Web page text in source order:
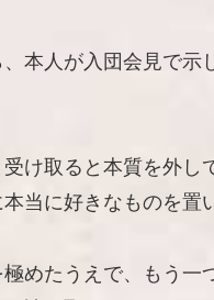
本人が入団会見で示
け取ると本質を外し
当に好きなものを置
めたうえで、もう一